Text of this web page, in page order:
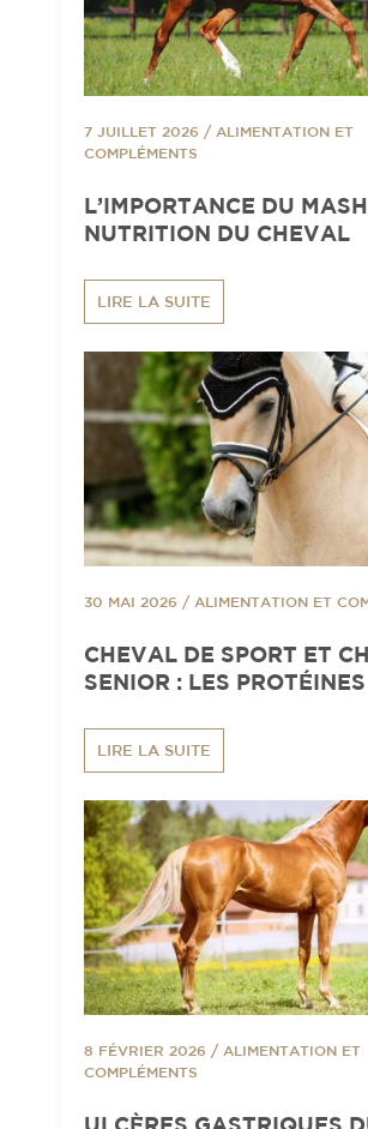
7 JUILLET 2026 / ALIMENTATION ET
COMPLÉMENTS
L’IMPORTANCE DU
NUTRITION DU CHEVAL
LIRE LA SUITE
30 MAI 2026 / ALIMENTATION ET
CHEVAL DE SPORT ET
SENIOR : LES PROTÉINES
LIRE LA SUITE
8 FÉVRIER 2026 / ALIMENTATION ET
COMPLÉMENTS